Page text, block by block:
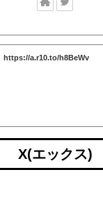
https://a.r10.to/h8BeWv
X(エックス)